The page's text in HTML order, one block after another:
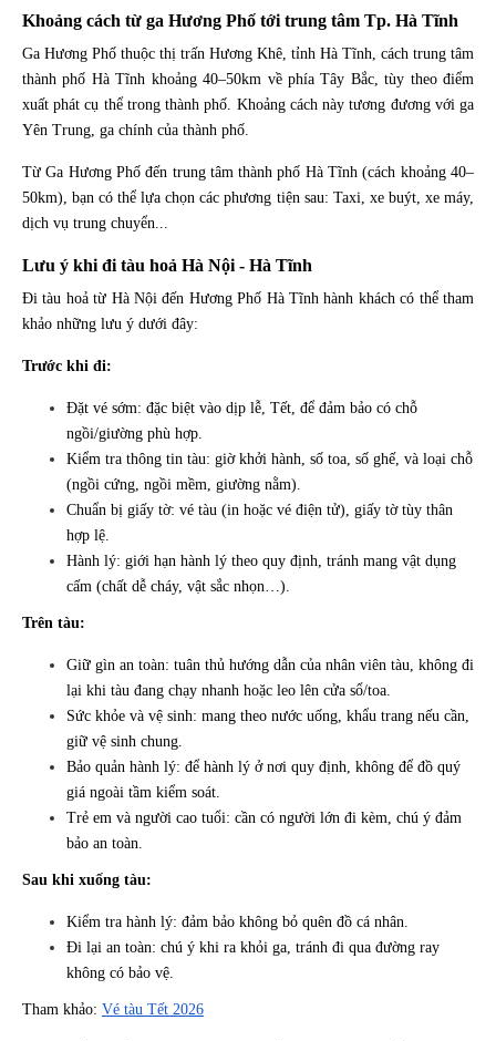
Khoảng cách từ ga Hương Phố tới trung tâm Tp. Hà Tĩnh
Ga Hương Phố thuộc thị trấn Hương Khê, tỉnh Hà Tĩnh, cách trung tâm
thành phố Hà Tĩnh khoảng 40–50km về phía Tây Bắc, tùy theo điểm
xuất phát cụ thể trong thành phố. Khoảng cách này tương đương với ga
Yên Trung, ga chính của thành phố.
Từ Ga Hương Phố đến trung tâm thành phố Hà Tĩnh (cách khoảng 40–
50km), bạn có thể lựa chọn các phương tiện sau: Taxi, xe buýt, xe máy,
dịch vụ trung chuyển...
Lưu ý khi đi tàu hoả Hà Nội - Hà Tĩnh
Đi tàu hoả từ Hà Nội đến Hương Phố Hà Tĩnh hành khách có thể tham
khảo những lưu ý dưới đây:
Trước khi đi:
Đặt vé sớm: đặc biệt vào dịp lễ, Tết, để đảm bảo có chỗ
ngồi/giường phù hợp.
Kiểm tra thông tin tàu: giờ khởi hành, số toa, số ghế, và loại chỗ
(ngồi cứng, ngồi mềm, giường nằm).
Chuẩn bị giấy tờ: vé tàu (in hoặc vé điện tử), giấy tờ tùy thân
hợp lệ.
Hành lý: giới hạn hành lý theo quy định, tránh mang vật dụng
cấm (chất dễ cháy, vật sắc nhọn…).
Trên tàu:
Giữ gìn an toàn: tuân thủ hướng dẫn của nhân viên tàu, không đi
lại khi tàu đang chạy nhanh hoặc leo lên cửa sổ/toa.
Sức khỏe và vệ sinh: mang theo nước uống, khẩu trang nếu cần,
giữ vệ sinh chung.
Bảo quản hành lý: để hành lý ở nơi quy định, không để đồ quý
giá ngoài tầm kiểm soát.
Trẻ em và người cao tuổi: cần có người lớn đi kèm, chú ý đảm
bảo an toàn.
Sau khi xuống tàu:
Kiểm tra hành lý: đảm bảo không bỏ quên đồ cá nhân.
Đi lại an toàn: chú ý khi ra khỏi ga, tránh đi qua đường ray
không có bảo vệ.
Tham khảo: Vé tàu Tết 2026